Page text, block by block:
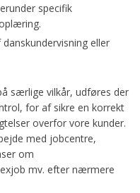
specifik
eller
særlige vilkår, udføres der
for af sikre en korrekt
overfor vore kunder.
med jobcentre,
om
mv. efter nærmere